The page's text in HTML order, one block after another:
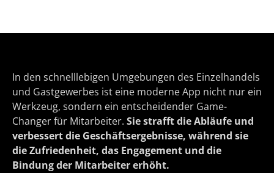
In den schnelllebigen Umgebungen des Einzelhandels
und Gastgewerbes ist eine moderne App nicht nur ein
Werkzeug, sondern ein entscheidender Game-
Changer für Mitarbeiter. Sie strafft die Abläufe und
verbessert die Geschäftsergebnisse, während sie
die Zufriedenheit, das Engagement und die
Bindung der Mitarbeiter erhöht.